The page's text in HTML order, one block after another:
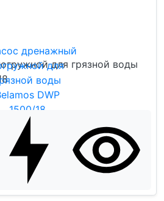
для грязной воды